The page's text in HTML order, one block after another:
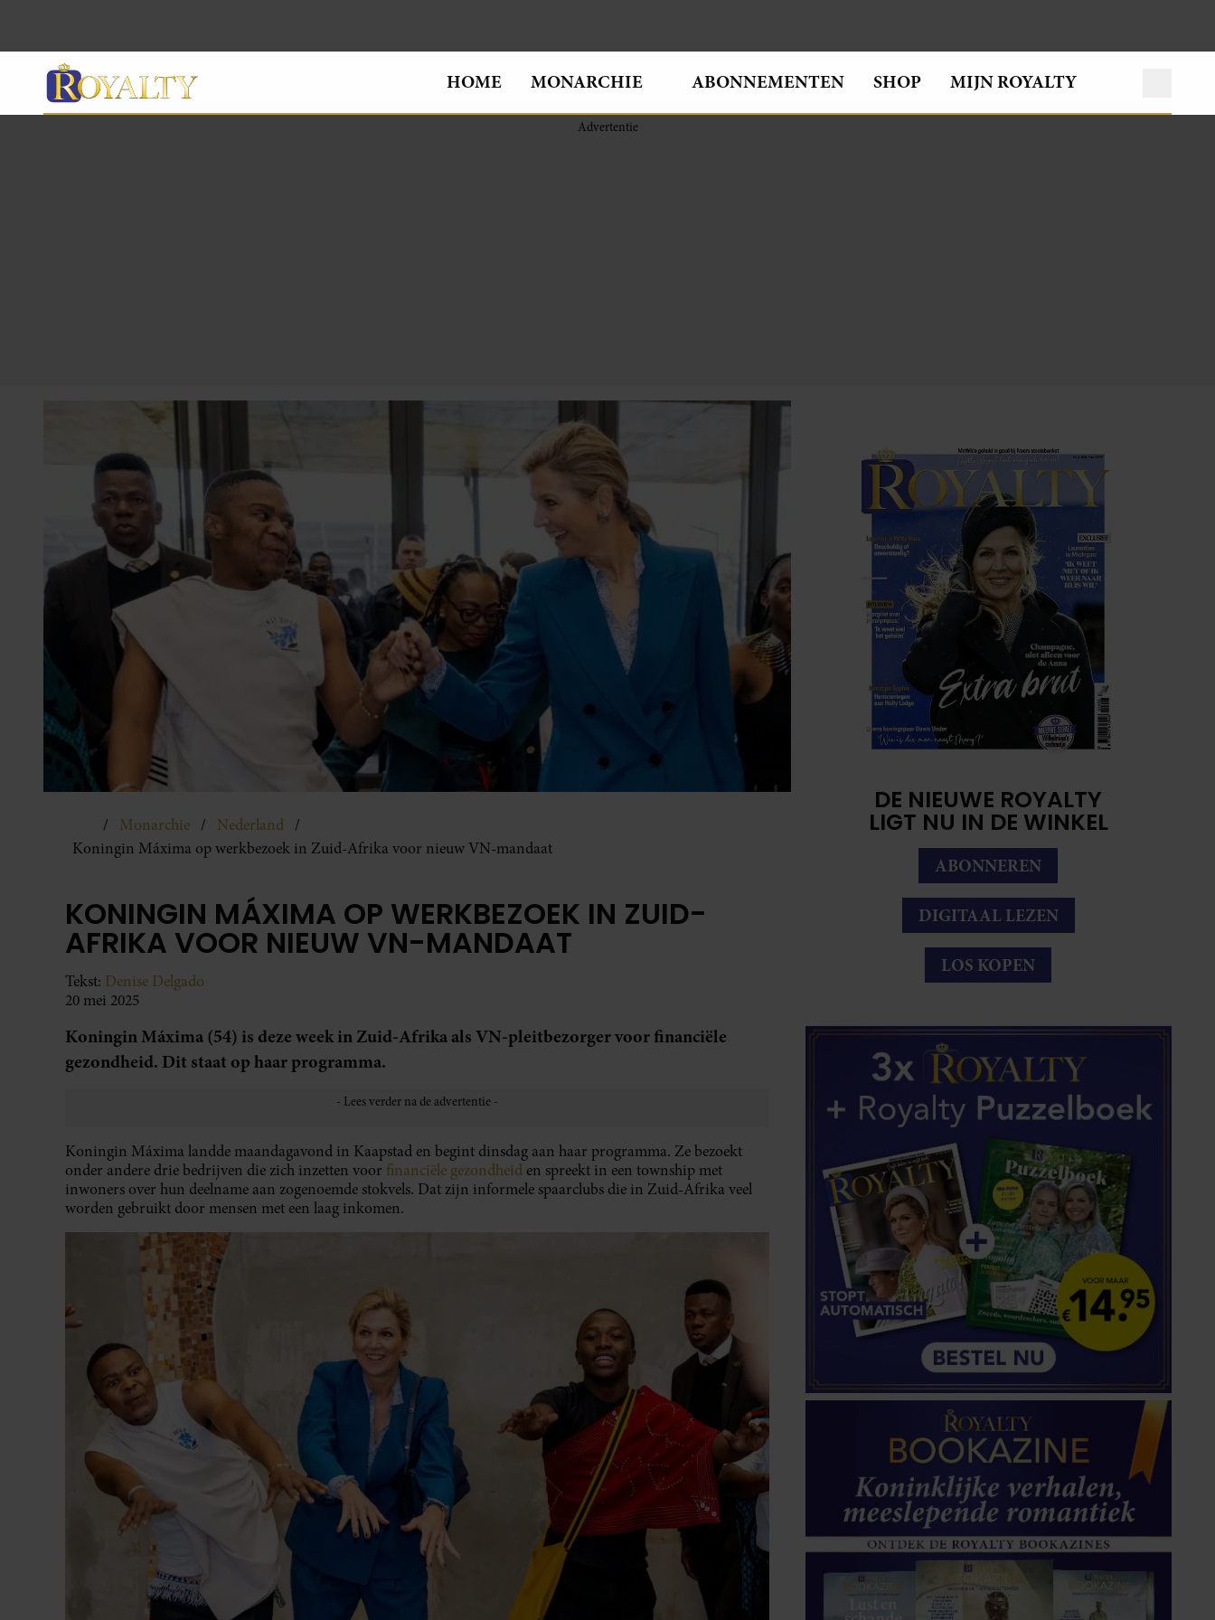
HOME MONARCHIE ABONNEMENTEN SHOP MIJN ROYALTY
Monarchie
Nederland
Koningin Máxima op werkbezoek in Zuid-Afrika voor nieuw VN-mandaat
KONINGIN MÁXIMA OP WERKBEZOEK IN ZUID-
AFRIKA VOOR NIEUW VN-MANDAAT
Tekst: Denise Delgado
20 mei 2025
Koningin Máxima (54) is deze week in Zuid-Afrika als VN-pleitbezorger voor financiële
gezondheid. Dit staat op haar programma.
Koningin Máxima landde maandagavond in Kaapstad en begint dinsdag aan haar programma. Ze bezoekt
onder andere drie bedrijven die zich inzetten voor financiële gezondheid en spreekt in een township met
inwoners over hun deelname aan zogenoemde stokvels. Dat zijn informele spaarclubs die in Zuid-Afrika veel
worden gebruikt door mensen met een laag inkomen.
DE NIEUWE ROYALTY
LIGT NU IN DE WINKEL
ABONNEREN
DIGITAAL LEZEN
LOS KOPEN